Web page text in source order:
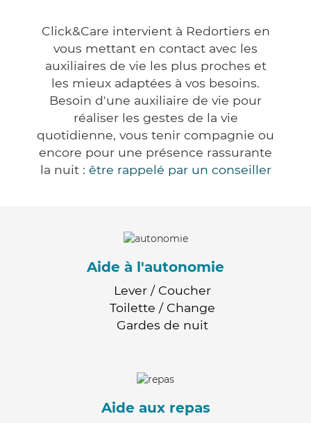
Click&Care intervient à Redortiers en
vous mettant en contact avec les
auxiliaires de vie les plus proches et
les mieux adaptées à vos besoins.
Besoin d'une auxiliaire de vie pour
réaliser les gestes de la vie
quotidienne, vous tenir compagnie ou
encore pour une présence rassurante
la nuit : être rappelé par un conseiller
Aide à l'autonomie
Lever / Coucher
Toilette / Change
Gardes de nuit
Aide aux repas